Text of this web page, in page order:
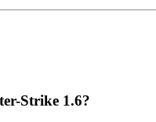
Strike 1.6?